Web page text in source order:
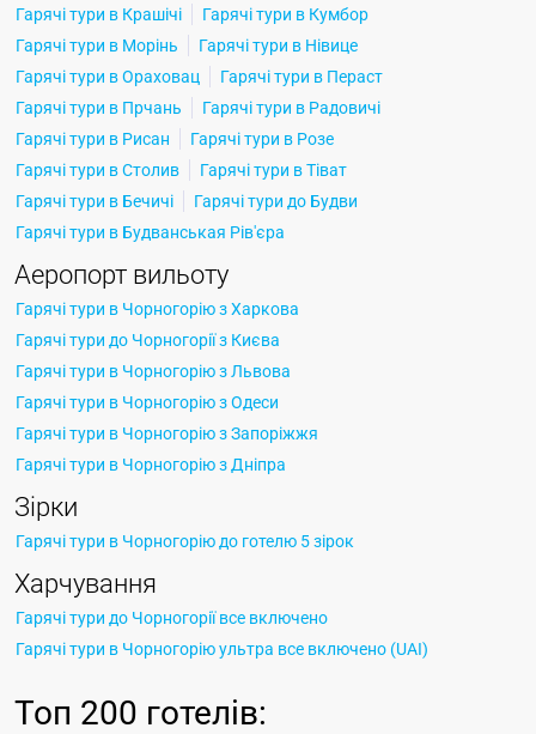
Гарячі тури в Крашічі
Гарячі тури в Кумбор
Гарячі тури в Морінь
Гарячі тури в Нівице
Гарячі тури в Ораховац
Гарячі тури в Пераст
Гарячі тури в Прчань
Гарячі тури в Радовичі
Гарячі тури в Рисан
Гарячі тури в Розе
Гарячі тури в Столив
Гарячі тури в Тіват
Гарячі тури в Бечичі
Гарячі тури до Будви
Гарячі тури в Будванськая Рів'єра
Аеропорт вильоту
Гарячі тури в Чорногорію з Харкова
Гарячі тури до Чорногорії з Києва
Гарячі тури в Чорногорію з Львова
Гарячі тури в Чорногорію з Одеси
Гарячі тури в Чорногорію з Запоріжжя
Гарячі тури в Чорногорію з Дніпра
Зірки
Гарячі тури в Чорногорію до готелю 5 зірок
Харчування
Гарячі тури до Чорногорії все включено
Гарячі тури в Чорногорію ультра все включено (UAI)
Топ 200 готелів: